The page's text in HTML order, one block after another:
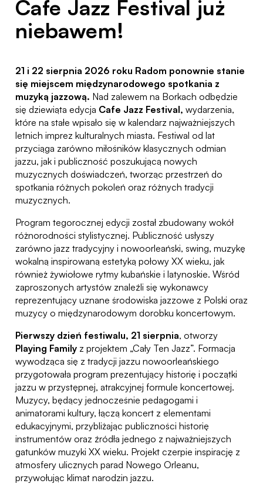
Cafe Jazz Festival już
niebawem!
21 i 22 sierpnia 2026 roku Radom ponownie stanie
się miejscem międzynarodowego spotkania z
muzyką jazzową. Nad zalewem na Borkach odbędzie
się dziewiąta edycja Cafe Jazz Festival, wydarzenia,
które na stałe wpisało się w kalendarz najważniejszych
letnich imprez kulturalnych miasta. Festiwal od lat
przyciąga zarówno miłośników klasycznych odmian
jazzu, jak i publiczność poszukującą nowych
muzycznych doświadczeń, tworząc przestrzeń do
spotkania różnych pokoleń oraz różnych tradycji
muzycznych.
Program tegorocznej edycji został zbudowany wokół
różnorodności stylistycznej. Publiczność usłyszy
zarówno jazz tradycyjny i nowoorleański, swing, muzykę
wokalną inspirowaną estetyką połowy XX wieku, jak
również żywiołowe rytmy kubańskie i latynoskie. Wśród
zaproszonych artystów znaleźli się wykonawcy
reprezentujący uznane środowiska jazzowe z Polski oraz
muzycy o międzynarodowym dorobku koncertowym.
Pierwszy dzień festiwalu, 21 sierpnia, otworzy
Playing Family z projektem „Cały Ten Jazz”. Formacja
wywodząca się z tradycji jazzu nowoorleańskiego
przygotowała program prezentujący historię i początki
jazzu w przystępnej, atrakcyjnej formule koncertowej.
Muzycy, będący jednocześnie pedagogami i
animatorami kultury, łączą koncert z elementami
edukacyjnymi, przybliżając publiczności historię
instrumentów oraz źródła jednego z najważniejszych
gatunków muzyki XX wieku. Projekt czerpie inspirację z
atmosfery ulicznych parad Nowego Orleanu,
przywołując klimat narodzin jazzu.